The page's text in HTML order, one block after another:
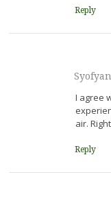
Reply
Syofyan
I agree
air.
Reply